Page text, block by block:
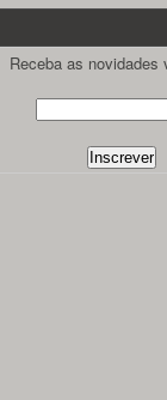
Receba as novidades